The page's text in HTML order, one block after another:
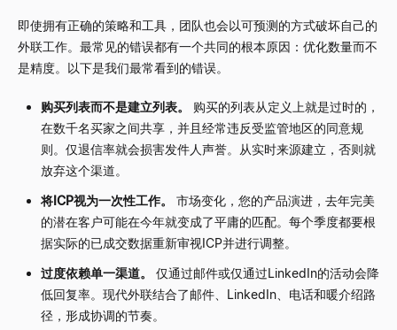
即使拥有正确的策略和工具，团队也会以可预测的方式破坏自己的
外联工作。最常见的错误都有一个共同的根本原因：优化数量而不
是精度。以下是我们最常看到的错误。
购买列表而不是建立列表。
购买的列表从定义上就是过时的，
在数千名买家之间共享，并且经常违反受监管地区的同意规
则。仅退信率就会损害发件人声誉。从实时来源建立，否则就
放弃这个渠道。
将ICP视为一次性工作。
市场变化，您的产品演进，去年完美
的潜在客户可能在今年就变成了平庸的匹配。每个季度都要根
据实际的已成交数据重新审视ICP并进行调整。
过度依赖单一渠道。
仅通过邮件或仅通过LinkedIn的活动会降
低回复率。现代外联结合了邮件、LinkedIn、电话和暖介绍路
径，形成协调的节奏。